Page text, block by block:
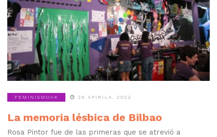
FEMINISMOAK 26 APIRILA, 2022
La memoria lésbica de Bilbao
Rosa Pintor fue de las primeras que se atrevió a